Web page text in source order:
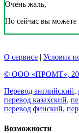
Очень жаль,
Но сейчас вы можете
О сервисе | Условия
© ООО «ПРОМТ»,
Перевод английский,
перевод казахский,
перевод финский,
Возможности